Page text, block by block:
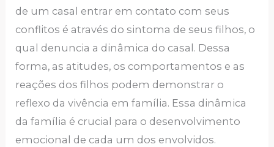
de um casal entrar em contato com seus
conflitos é através do sintoma de seus filhos, o
qual denuncia a dinâmica do casal. Dessa
forma, as atitudes, os comportamentos e as
reações dos filhos podem demonstrar o
reflexo da vivência em família. Essa dinâmica
da família é crucial para o desenvolvimento
emocional de cada um dos envolvidos.